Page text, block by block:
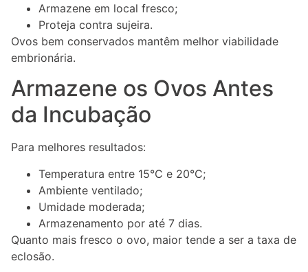
Armazene em local fresco;
Proteja contra sujeira.
Ovos bem conservados mantêm melhor viabilidade
embrionária.
Armazene os Ovos Antes
da Incubação
Para melhores resultados:
Temperatura entre 15°C e 20°C;
Ambiente ventilado;
Umidade moderada;
Armazenamento por até 7 dias.
Quanto mais fresco o ovo, maior tende a ser a taxa de
eclosão.